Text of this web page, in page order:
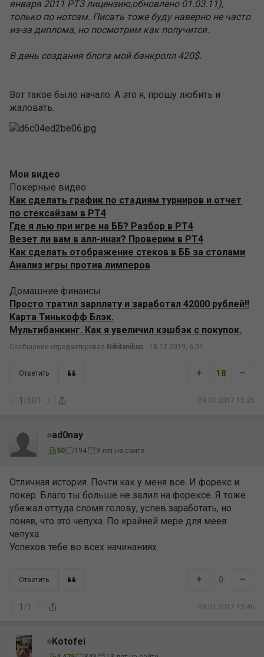
января 2011 РТ3 лицензию,обновлено 01.03.11),
только по нотсам. Писать тоже буду наверно не часто
из-за диплома, но посмотрим как получится.
В день создания блога мой банкролл 420$.
Вот такое было начало. А это я, прошу любить и
жаловать.
Мои видео
Покерные видео
Как сделать график по стадиям турниров и отчет
по стексайзам в PT4
Где я лью при игре на ББ? Разбор в PT4
Везет ли вам в алл-инах? Проверим в PT4
Как сделать отображение стеков в ББ за столами
Анализ игры против лимперов
Домашние финансы
Просто тратил зарплату и заработал 42000 рублей!!
Карта Тинькофф Блэк.
Мультибанкинг. Как я увеличил кэшбэк с покупок.
Сообщение отредактировал Nikitanikus - 18.12.2019, 5:01
Ответить
1 /601 09.01.2017 11:35
+ 18 –
ad0nay
50 194 9 лет на сайте
Отличная история. Почти как у меня все. И форекс и
покер. Благо ты больше не залил на форексе. Я тоже
убежал оттуда сломя голову, успев заработать, но
поняв, что это чепуха. По крайней мере для меея
чепуха.
Успехов тебе во всех начинаниях
Ответить
1 /1 09.01.2017 13:46
+ 0 –
Kotofei